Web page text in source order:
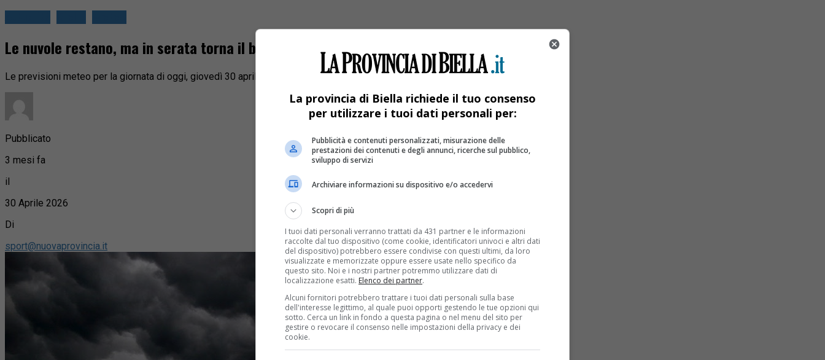
Le nuvole restano, ma in serata torna il bel tempo
Le previsioni meteo per la giornata di oggi, giovedì 30 aprile
Pubblicato
3 mesi fa
il
30 Aprile 2026
Di
sport@nuovaprovincia.it
La provincia di Biella richiede il tuo consenso
per utilizzare i tuoi dati personali per:
Pubblicità e contenuti personalizzati, misurazione delle
prestazioni dei contenuti e degli annunci, ricerche sul pubblico,
sviluppo di servizi
Archiviare informazioni su dispositivo e/o accedervi
Scopri di più
I tuoi dati personali verranno trattati da 431 partner e le informazioni
raccolte dal tuo dispositivo (come cookie, identificatori univoci e altri dati
del dispositivo) potrebbero essere condivise con questi ultimi, da loro
visualizzate e memorizzate oppure essere usate nello specifico da
questo sito. Noi e i nostri partner potremmo utilizzare dati di
localizzazione esatti. Elenco dei partner.
Alcuni fornitori potrebbero trattare i tuoi dati personali sulla base
dell'interesse legittimo, al quale puoi opporti gestendo le tue opzioni qui
sotto. Cerca un link in fondo a questa pagina o nel menu del sito per
gestire o revocare il consenso nelle impostazioni della privacy e dei
cookie.